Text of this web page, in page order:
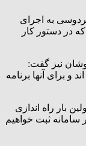
به اجرای
که در دستور کار
نیز گفت:
برای آنها برنامه
بار راه اندازی
سامانه ثبت خواهیم